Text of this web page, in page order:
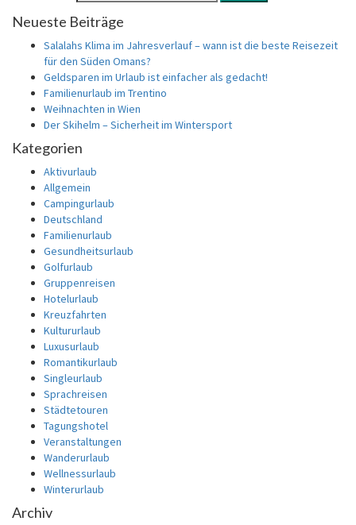
Neueste Beiträge
Salalahs Klima im Jahresverlauf – wann ist die beste Reisezeit
für den Süden Omans?
Geldsparen im Urlaub ist einfacher als gedacht!
Familienurlaub im Trentino
Weihnachten in Wien
Der Skihelm – Sicherheit im Wintersport
Kategorien
Aktivurlaub
Allgemein
Campingurlaub
Deutschland
Familienurlaub
Gesundheitsurlaub
Golfurlaub
Gruppenreisen
Hotelurlaub
Kreuzfahrten
Kultururlaub
Luxusurlaub
Romantikurlaub
Singleurlaub
Sprachreisen
Städtetouren
Tagungshotel
Veranstaltungen
Wanderurlaub
Wellnessurlaub
Winterurlaub
Archiv